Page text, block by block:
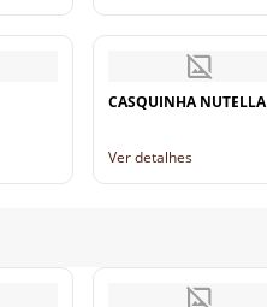
CASQUINHA NUTELLA
Ver detalhes